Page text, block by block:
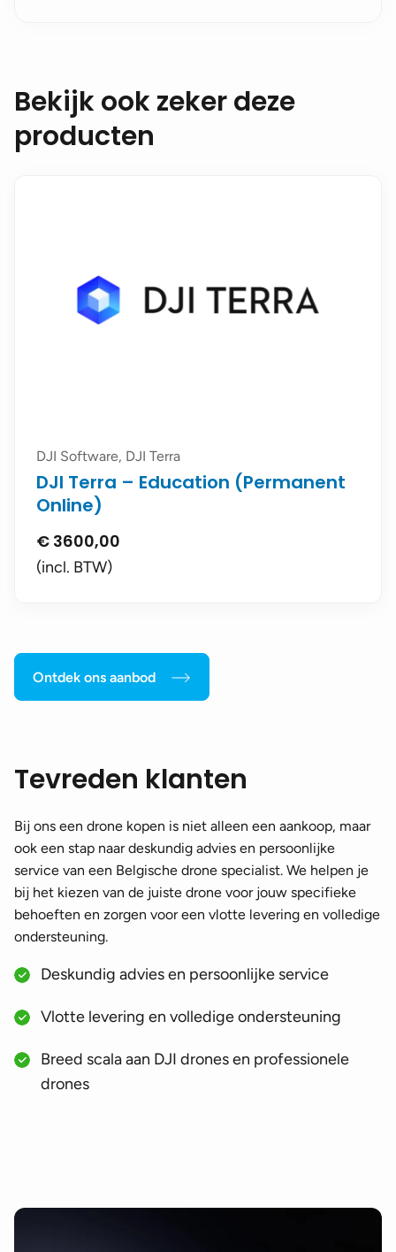
Bekijk ook zeker deze
producten
DJI Software, DJI Terra
DJI Terra – Education (Permanent
Online)
€ 3600,00
(incl. BTW)
Ontdek ons aanbod
Tevreden klanten
Bij ons een drone kopen is niet alleen een aankoop, maar
ook een stap naar deskundig advies en persoonlijke
service van een Belgische drone specialist. We helpen je
bij het kiezen van de juiste drone voor jouw specifieke
behoeften en zorgen voor een vlotte levering en volledige
ondersteuning.
Deskundig advies en persoonlijke service
Vlotte levering en volledige ondersteuning
Breed scala aan DJI drones en professionele
drones